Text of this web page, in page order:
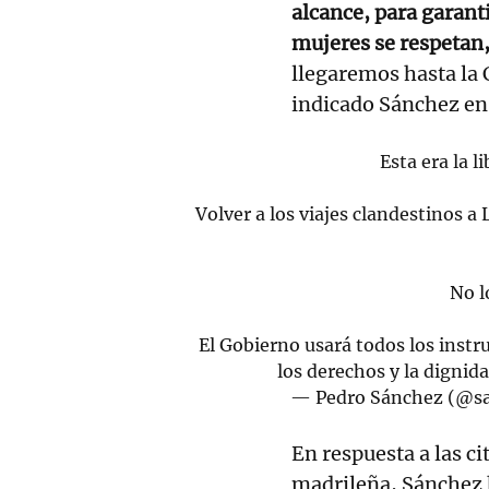
alcance, para
mujeres se
llegaremos hasta
indicado Sánchez
Esta era la
Volver a los viajes clandestinos a
No
El Gobierno usará todos los
los derechos y la
— Pedro Sánchez
En respuesta a las
madrileña,